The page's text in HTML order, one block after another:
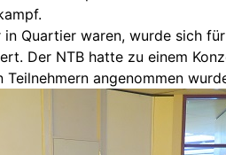
Quartier waren, wurde sich
Der NTB hatte zu einem
angenommen